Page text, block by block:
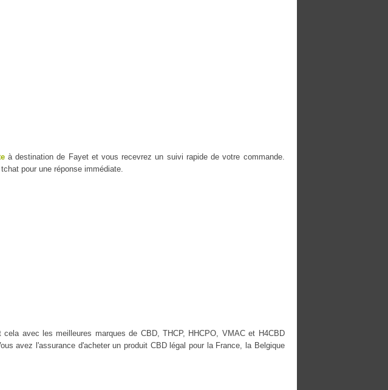
à destination de Fayet et vous recevrez un suivi rapide de votre commande.
pour une réponse immédiate.
avec les meilleures marques de CBD, THCP, HHCPO, VMAC et H4CBD
avez l'assurance d'acheter un produit CBD légal pour la France, la Belgique